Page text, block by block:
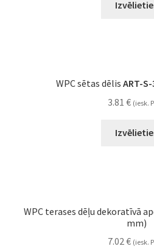
WPC sētas dēlis ART-S-
3.81 € (iesk.
WPC terases dēļu dekoratīvā
mm)
7.02€ (iesk.